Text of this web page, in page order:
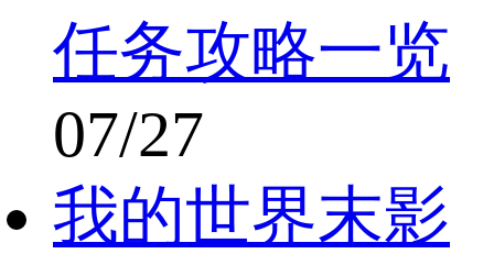
任务攻略一览
07/27
我的世界末影